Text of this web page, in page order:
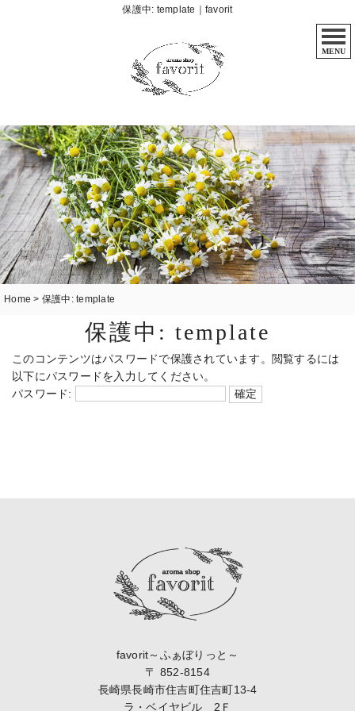
保護中: template｜favorit
MENU
Home > 保護中: template
保護中: template
このコンテンツはパスワードで保護されています。閲覧するには
以下にパスワードを入力してください。
パスワード:
favorit～ふぁぼりっと～
〒 852-8154
長崎県長崎市住吉町住吉町13-4
ラ・ベイヤビル 2Ｆ